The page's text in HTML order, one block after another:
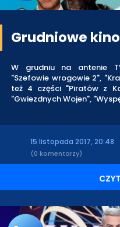
Grudniowe
W grudniu na antenie
"Szefowie wrogowie 2",
też 4 części "Piratów z
"Gwiezdnych Wojen",
15 listopada 2017, 20:48
(0 komentarzy)